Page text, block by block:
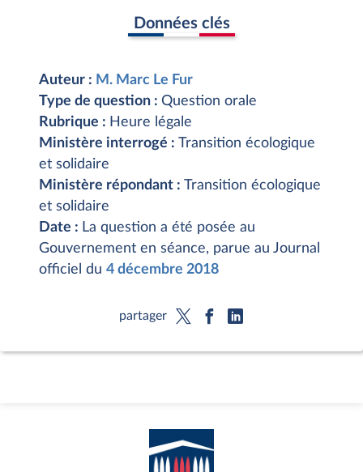
Données clés
Auteur : M. Marc Le Fur
Type de question : Question orale
Rubrique : Heure légale
Ministère interrogé : Transition écologique
et solidaire
Ministère répondant : Transition écologique
et solidaire
Date : La question a été posée au
Gouvernement en séance, parue au Journal
officiel du 4 décembre 2018
partager